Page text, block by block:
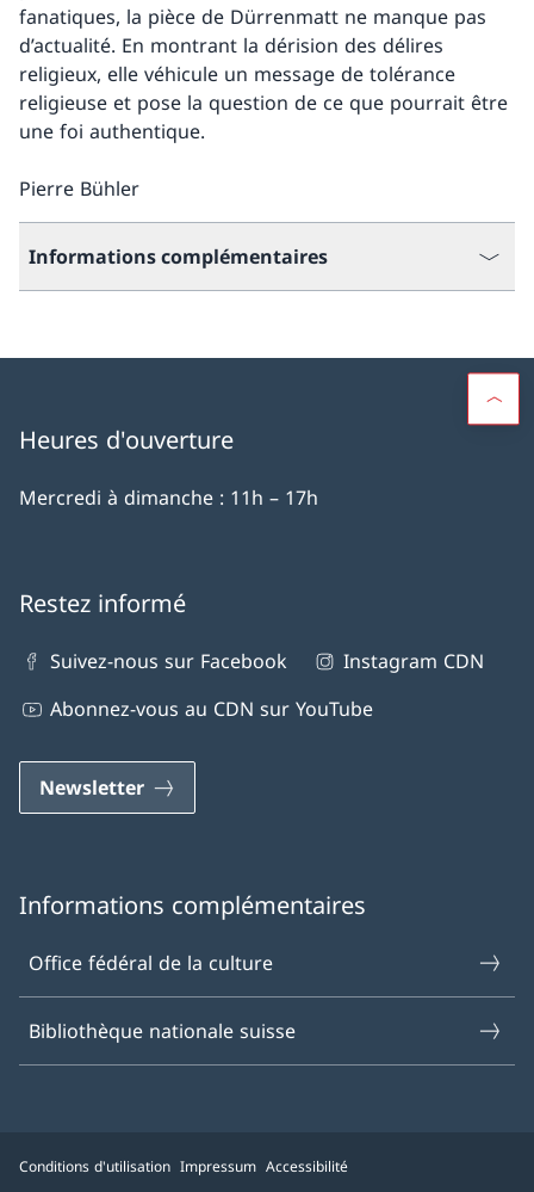
fanatiques, la pièce de Dürrenmatt ne manque pas
d’actualité. En montrant la dérision des délires
religieux, elle véhicule un message de tolérance
religieuse et pose la question de ce que pourrait être
une foi authentique.
Pierre Bühler
Informations complémentaires
Heures d'ouverture
Mercredi à dimanche : 11h – 17h
Restez informé
Suivez-nous sur Facebook
Instagram CDN
Abonnez-vous au CDN sur YouTube
Newsletter
Informations complémentaires
Office fédéral de la culture
Bibliothèque nationale suisse
Conditions d'utilisation Impressum Accessibilité